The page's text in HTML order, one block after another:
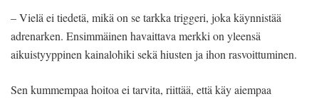
– Vielä ei tiedetä, mikä on se tarkka triggeri, joka käynnistää
adrenarken. Ensimmäinen havaittava merkki on yleensä
aikuistyyppinen kainalohiki sekä hiusten ja ihon rasvoittuminen.
Sen kummempaa hoitoa ei tarvita, riittää, että käy aiempaa